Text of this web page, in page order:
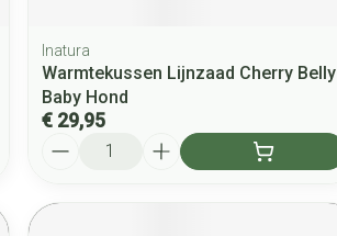
Inatura
Warmtekussen Lijnzaad Cherry Belly
Baby Hond
€ 29,95